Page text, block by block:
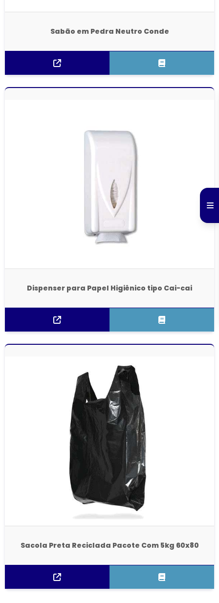
Sabão em Pedra Neutro Conde
Dispenser para Papel Higiênico tipo Cai-cai
Sacola Preta Reciclada Pacote Com 5kg 60x80